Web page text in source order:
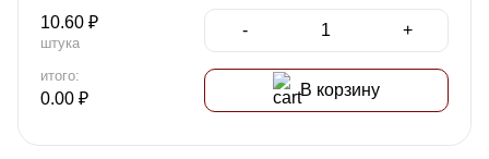
10.60 ₽
штука
- +
итого:
0.00 ₽ В корзину